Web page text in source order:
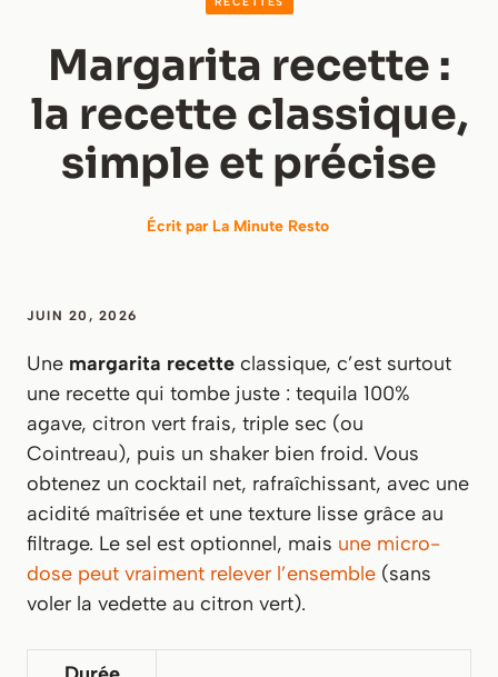
Margarita recette :
la recette classique,
simple et précise
Écrit par La Minute Resto
JUIN 20, 2026
Une margarita recette classique, c’est surtout
une recette qui tombe juste : tequila 100%
agave, citron vert frais, triple sec (ou
Cointreau), puis un shaker bien froid. Vous
obtenez un cocktail net, rafraîchissant, avec une
acidité maîtrisée et une texture lisse grâce au
filtrage. Le sel est optionnel, mais une micro-
dose peut vraiment relever l’ensemble (sans
voler la vedette au citron vert).